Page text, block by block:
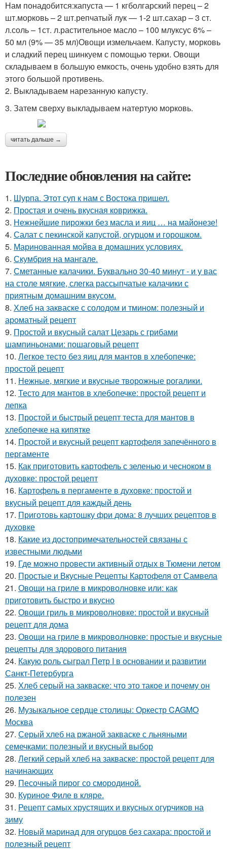
Нам понадобится:капуста — 1 кгболгарский перец – 2
шт.морковь – 2 шт.репчатый лук — 1-2 шт.сахар – 3 ст.
л.соль – 1ст. л.растительное масло – 100 млуксус 6% –
50 мл (9% — 35 мл)Овощи измельчаем. Капусту, морковь
и сладкий перец шинкуем с помощью терки. Овощи
складываем в большую емкость, очень удобно взять для
этого большой противень.
2. Выкладываем нарезанную капусту.
3. Затем сверху выкладываем натертую морковь.
читать дальше →
Последние обновления на сайте:
1. Шурпа. Этот суп к нам с Востока пришел.
2. Простая и очень вкусная коврижка.
3. Нежнейшие пирожки без масла и яиц … на майонезе!
4. Салат с пекинской капустой, огурцом и горошком.
5. Маринованная мойва в домашних условиях.
6. Скумбрия на мангале.
7. Сметанные калачики. Буквально 30-40 минут - и у вас
на столе мягкие, слегка рассыпчатые калачики с
приятным домашним вкусом.
8. Хлеб на закваске с солодом и тмином: полезный и
ароматный рецепт
9. Простой и вкусный салат Цезарь с грибами
шампиньонами: пошаговый рецепт
10. Легкое тесто без яиц для мантов в хлебопечке:
простой рецепт
11. Нежные, мягкие и вкусные творожные рогалики.
12. Тесто для мантов в хлебопечке: простой рецепт и
лепка
13. Простой и быстрый рецепт теста для мантов в
хлебопечке на кипятке
14. Простой и вкусный рецепт картофеля запечённого в
пергаменте
15. Как приготовить картофель с зеленью и чесноком в
духовке: простой рецепт
16. Картофель в пергаменте в духовке: простой и
вкусный рецепт для каждый день
17. Приготовь картошку фри дома: 8 лучших рецептов в
духовке
18. Какие из достопримечательностей связаны с
известными людьми
19. Где можно провести активный отдых в Тюмени летом
20. Простые и Вкусные Рецепты Картофеля от Самвела
21. Овощи на гриле в микроволновке или: как
приготовить быстро и вкусно
22. Овощи гриль в микроволновке: простой и вкусный
рецепт для дома
23. Овощи на гриле в микроволновке: простые и вкусные
рецепты для здорового питания
24. Какую роль сыграл Петр I в основании и развитии
Санкт-Петербурга
25. Хлеб серый на закваске: что это такое и почему он
полезен
26. Музыкальное сердце столицы: Оркестр CAGMO
Москва
27. Серый хлеб на ржаной закваске с льняными
семечками: полезный и вкусный выбор
28. Легкий серый хлеб на закваске: простой рецепт для
начинающих
29. Песочный пирог со смородиной.
30. Куриное Филе в кляре.
31. Рецепт самых хрустящих и вкусных огурчиков на
зиму
32. Новый маринад для огурцов без сахара: простой и
полезный рецепт